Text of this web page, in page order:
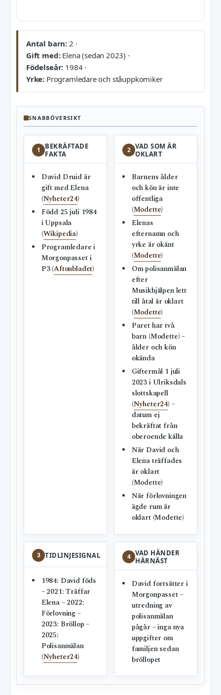
Antal barn: 2 ·
Gift med:Elena (sedan 2023) ·
Födelseår: 1984 ·
Yrke: Programledare och ståuppkomiker
SNABBÖVERSIKT
1
BEKRÄFTADE
FAKTA
David Druid är
gift med Elena
(Nyheter24)
Född 25 juli 1984
i Uppsala
(Wikipedia)
Programledare i
Morgonpasset i
P3 (Aftonbladet)
2 VAD SOM ÄR
OKLART
Barnens ålder
och kön är inte
offentliga
(Modette)
Elenas
efternamn och
yrke är okänt
(Modette)
Om polisanmälan
efter
Musikhjälpen lett
till åtal är oklart
(Modette)
Paret har två
barn (Modette) –
ålder och kön
okända
Giftermål 1 juli
2023 i Ulriksdals
slottskapell
(Nyheter24) –
datum ej
bekräftat från
oberoende källa
När David och
Elena träffades
är oklart
(Modette)
När förlovningen
ägde rum är
oklart (Modette)
3 TIDLINJESIGNAL
1984: David föds
– 2021: Träffar
Elena – 2022:
Förlovning –
2023: Bröllop –
2025:
Polisanmälan
(Nyheter24)
4 VAD HÄNDER
HÄRNÄST
David fortsätter i
Morgonpasset –
utredning av
polisanmälan
pågår – inga nya
uppgifter om
familjen sedan
bröllopet